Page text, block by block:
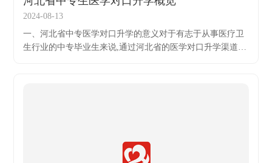
2024-08-13
一、河北省中专医学对口升学的意义对于有志于从事医疗卫
生行业的中专毕业生来说,通过河北省的医学对口升学渠道实